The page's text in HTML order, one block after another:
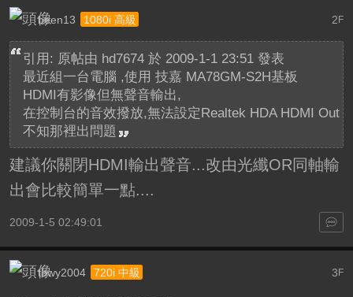
2F
been13 1080i 高級
引用: 原帖由 hd7674於 2009-1-1 23:51 發表
最近組一台電腦 ,使用 技嘉 MA78GM-S2H基板
HDMI有影像但無聲音輸出,
在控制台的音效撥放,無法設定Realtek HDA HDMI Out
不知那裡出問題
建議你關閉HDMI輸出聲音...改由光纖OR同軸輸
出會比較簡單一點....
2009-1-5 02:49:01
3F
tbwy2004 720i 中級